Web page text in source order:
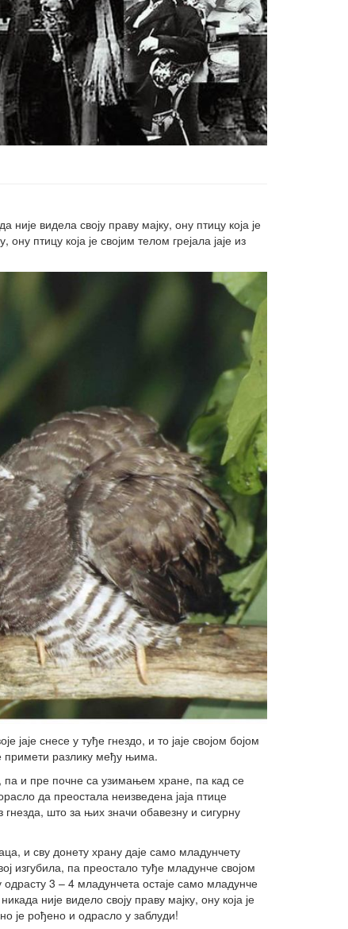
видела своју праву мајку, ону птицу која је
птицу која је својим телом грејала јаје из
снесе у туђе гнездо, и то јаје својом бојом
примети разлику међу њима.
па и пре почне са узимањем хране, па кад се
да преостала неизведена јаја птице
што за њих значи обавезну и сигурну
и сву донету храну даје само младунчету
изгубила, па преостало туђе младунче својом
3 – 4 младунчета остаје само младунче
није видело своју праву мајку, ону која је
је рођено и одрасло у заблуди!